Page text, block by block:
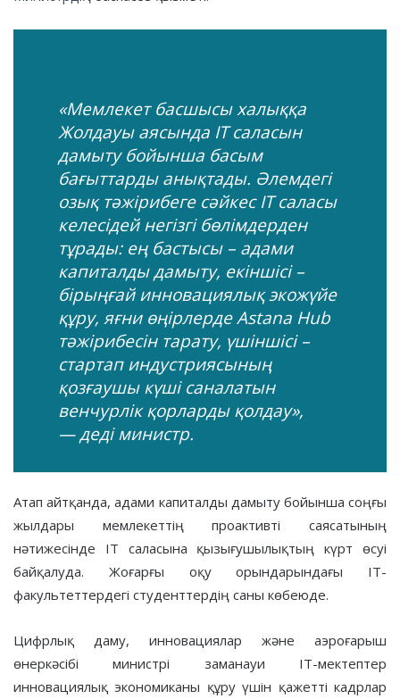
«Мемлекет басшысы халыққа
Жолдауы аясында IT саласын
дамыту бойынша басым
бағыттарды анықтады. Әлемдегі
озық тәжірибеге сәйкес IT саласы
келесідей негізгі бөлімдерден
тұрады: ең бастысы – адами
капиталды дамыту, екіншісі –
бірыңғай инновациялық экожүйе
құру, яғни өңірлерде Astana Hub
тәжірибесін тарату, үшіншісі –
стартап индустриясының
қозғаушы күші саналатын
венчурлік қорларды қолдау»,
— деді министр.
Атап айтқанда, адами капиталды дамыту бойынша соңғы
жылдары мемлекеттің проактивті саясатының
нәтижесінде IT саласына қызығушылықтың күрт өсуі
байқалуда. Жоғарғы оқу орындарындағы IT-
факультеттердегі студенттердің саны көбеюде.
Цифрлық даму, инновациялар және аэроғарыш
өнеркәсібі министрі заманауи IT-мектептер
инновациялық экономиканы құру үшін қажетті кадрлар